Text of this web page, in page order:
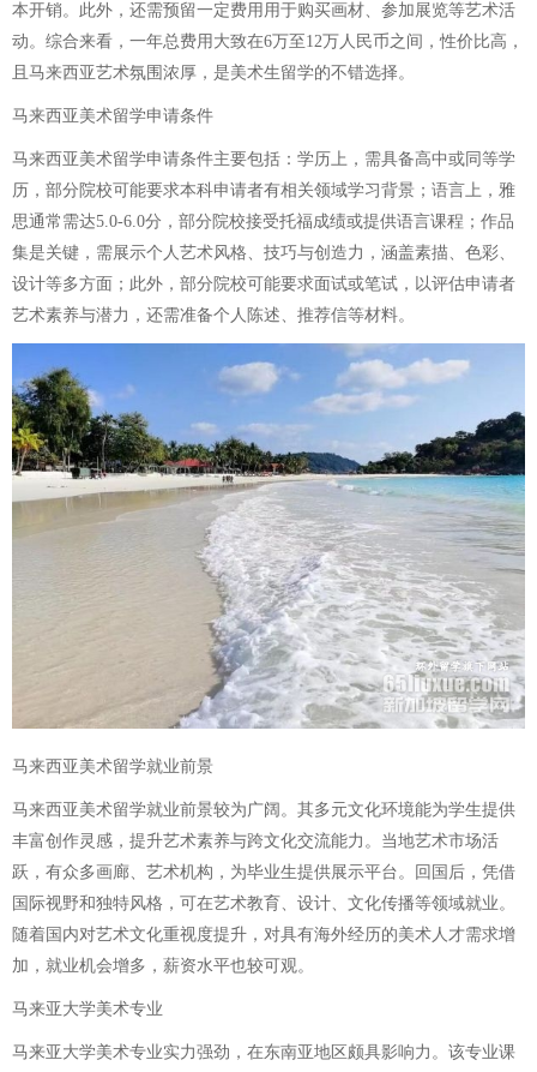
本开销。此外，还需预留一定费用用于购买画材、参加展览等艺术活
动。综合来看，一年总费用大致在6万至12万人民币之间，性价比高，
且马来西亚艺术氛围浓厚，是美术生留学的不错选择。
马来西亚美术留学申请条件
马来西亚美术留学申请条件主要包括：学历上，需具备高中或同等学
历，部分院校可能要求本科申请者有相关领域学习背景；语言上，雅
思通常需达5.0-6.0分，部分院校接受托福成绩或提供语言课程；作品
集是关键，需展示个人艺术风格、技巧与创造力，涵盖素描、色彩、
设计等多方面；此外，部分院校可能要求面试或笔试，以评估申请者
艺术素养与潜力，还需准备个人陈述、推荐信等材料。
马来西亚美术留学就业前景
马来西亚美术留学就业前景较为广阔。其多元文化环境能为学生提供
丰富创作灵感，提升艺术素养与跨文化交流能力。当地艺术市场活
跃，有众多画廊、艺术机构，为毕业生提供展示平台。回国后，凭借
国际视野和独特风格，可在艺术教育、设计、文化传播等领域就业。
随着国内对艺术文化重视度提升，对具有海外经历的美术人才需求增
加，就业机会增多，薪资水平也较可观。
马来亚大学美术专业
马来亚大学美术专业实力强劲，在东南亚地区颇具影响力。该专业课